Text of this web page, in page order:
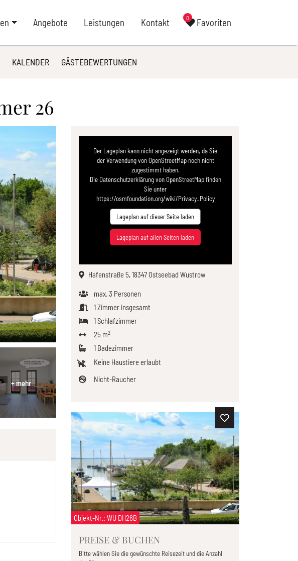
Angebote Leistungen Kontakt 0 Favoriten
KALENDER GÄSTEBEWERTUNGEN
26
Der Lageplan kann nicht angezeigt werden, da Sie
der Verwendung von OpenStreetMap noch nicht
zugestimmt haben.
Die Datenschutzerklärung von OpenStreetMap finden
Sie unter
https://osmfoundation.org/wiki/Privacy_Policy
Lageplan auf dieser Seite laden
Lageplan auf allen Seiten laden
Hafenstraße 5, 18347 Ostseebad Wustrow
max.3 Personen
1Zimmer insgesamt
1Schlafzimmer
25 m2
1 Badezimmer
Keine Haustiere erlaubt
Nicht-Raucher
Objekt-Nr.: WU DH26B
PREISE & BUCHEN
Bitte wählen Sie die gewünschte Reisezeit und die Anzahl